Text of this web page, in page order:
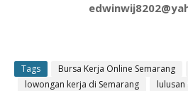
Tags Bursa Kerja Online Semarang
lowongan kerja di Semarang
lulusan